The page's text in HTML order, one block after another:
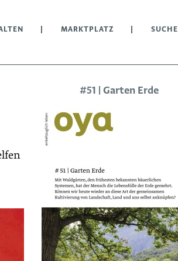
MARKTPLATZ SUCHE
#51 | Garten Erde